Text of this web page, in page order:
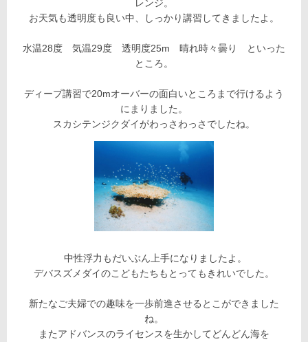
レンジ。
お天気も透明度も良い中、しっかり講習してきましたよ。
水温28度 気温29度 透明度25m 晴れ時々曇り といった
ところ。
ディープ講習で20mオーバーの面白いところまで行けるよう
にまりました。
スカシテンジクダイがわっさわっさでしたね。
中性浮力もだいぶん上手になりましたよ。
デバスズメダイのこどもたちもとってもきれいでした。
新たなご夫婦での趣味を一歩前進させるとこができました
ね。
またアドバンスのライセンスを生かしてどんどん海を